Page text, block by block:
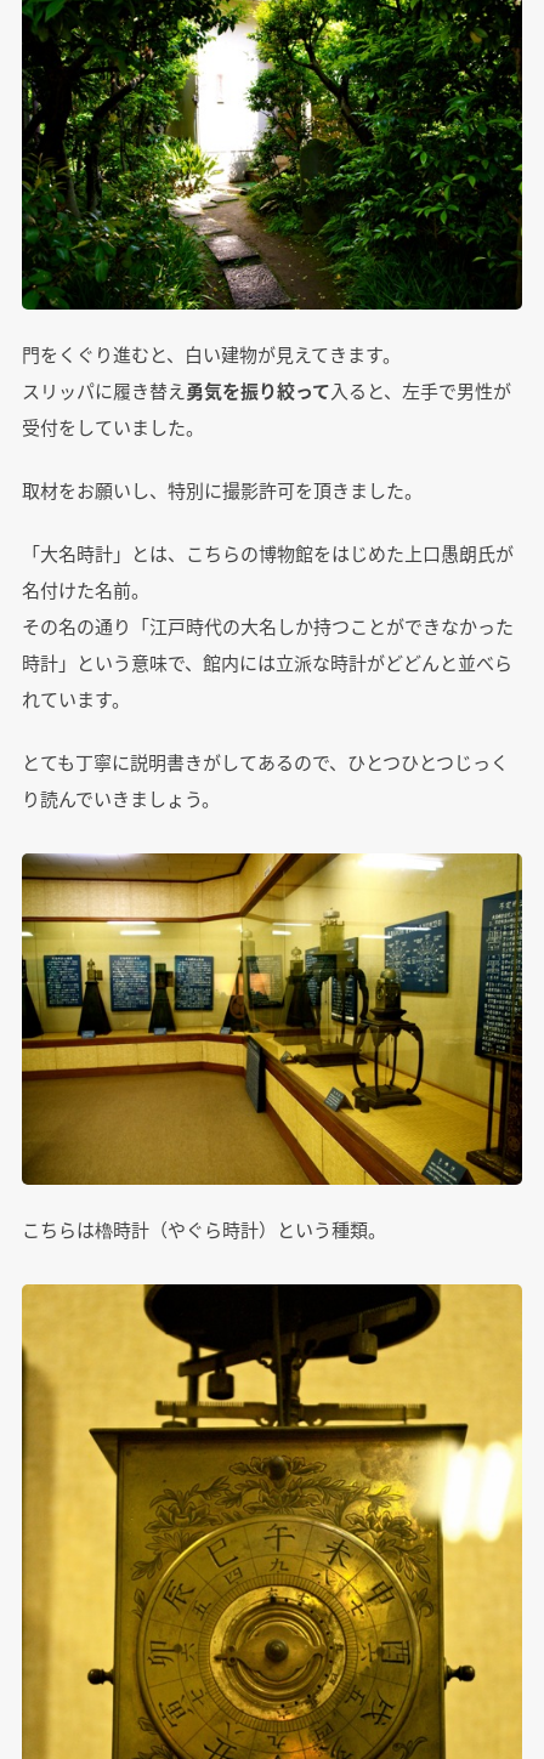
門をくぐり進むと、白い建物が見えてきます。
スリッパに履き替え 勇気を振り絞って入ると、左手で男性が
受付をしていました。
取材をお願いし、特別に撮影許可を頂きました。
「大名時計」とは、こちらの博物館をはじめた上口愚朗氏が
名付けた名前。
その名の通り「江戸時代の大名しか持つことができなかった
時計」という意味で、館内には立派な時計がどどんと並べら
れています。
とても丁寧に説明書きがしてあるので、ひとつひとつじっく
り読んでいきましょう。
こちらは櫓時計（やぐら時計）という種類。